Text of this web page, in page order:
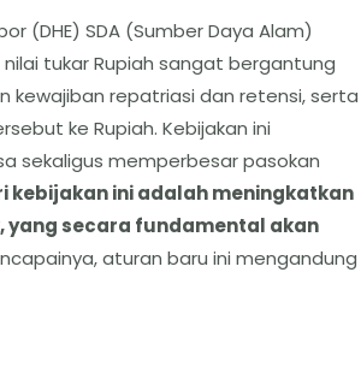
(DHE) SDA (Sumber Daya Alam)
tukar Rupiah sangat bergantung
kewajiban repatriasi dan retensi, serta
ke Rupiah. Kebijakan ini
sekaligus memperbesar pasokan
kebijakan ini adalah meningkatkan
yang secara fundamental akan
aturan baru ini mengandung